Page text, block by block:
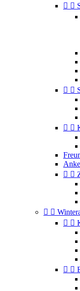
 
 
 
 
 
 
 